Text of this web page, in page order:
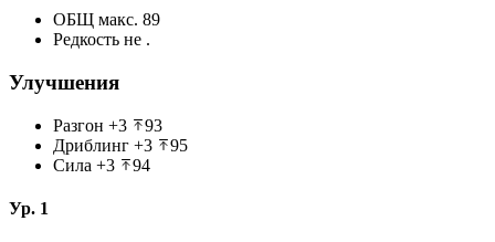
ОБЩ макс. 89
Редкость не .
Улучшения
Разгон +3
93
Дриблинг +3
95
Сила +3 94
Ур. 1